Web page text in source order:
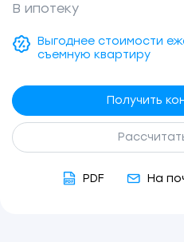
В ипотеку
Выгоднее стоимости
съемную квартиру
Получить
PDF На